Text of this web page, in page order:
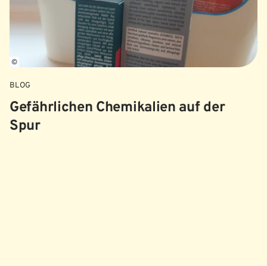
©
BLOG
Gefährlichen Chemikalien auf der
Spur